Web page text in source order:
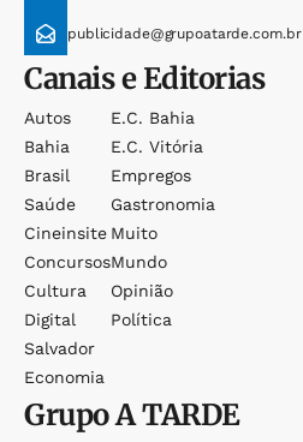
publicidade@grupoatarde.com.br
Canais e Editorias
Autos
Bahia
Brasil
Saúde
Cineinsite
Concursos
Cultura
Digital
Salvador
Economia
E.c. Bahia
E.c. Vitória
Empregos
Gastronomia
Muito
Mundo
Opinião
Política
GrupoA TARDE